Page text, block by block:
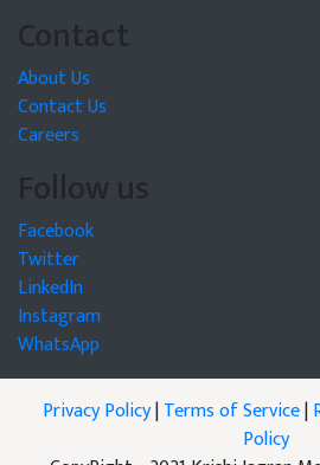
Contact
About Us
Contact Us
Careers
Follow us
Facebook
Twitter
LinkedIn
Instagram
WhatsApp
Privacy Policy|Terms of Service|
Policy